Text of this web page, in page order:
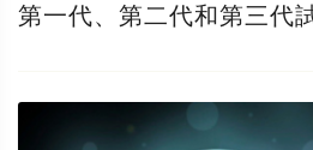
第一代、第二代和第三代